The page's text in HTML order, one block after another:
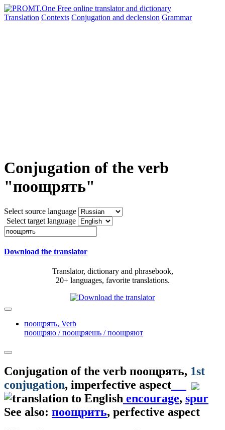
Translation Contexts Conjugation and declension Grammar
Conjugation of the verb
"поощрять"
Select source language
Select target language
Download the translator
Translator, dictionary and phrasebook,
20+ languages, favorite translations.
поощрять, Verb
поощряю / поощряешь / поощряют
Conjugation of the verb поощрять, 1st
conjugation, imperfective aspect
encourage, spur
See also: поощрить, perfective aspect